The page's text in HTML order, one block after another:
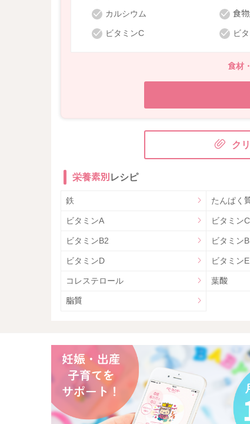
カルシウム 食
ビタミンC ビ
食材
ク
栄養素別 レシピ
鉄 たんぱく
ビタミンA ビタミンC
ビタミンB2 ビタミン
ビタミンD ビタミンE
コレステロール 葉酸
脂質